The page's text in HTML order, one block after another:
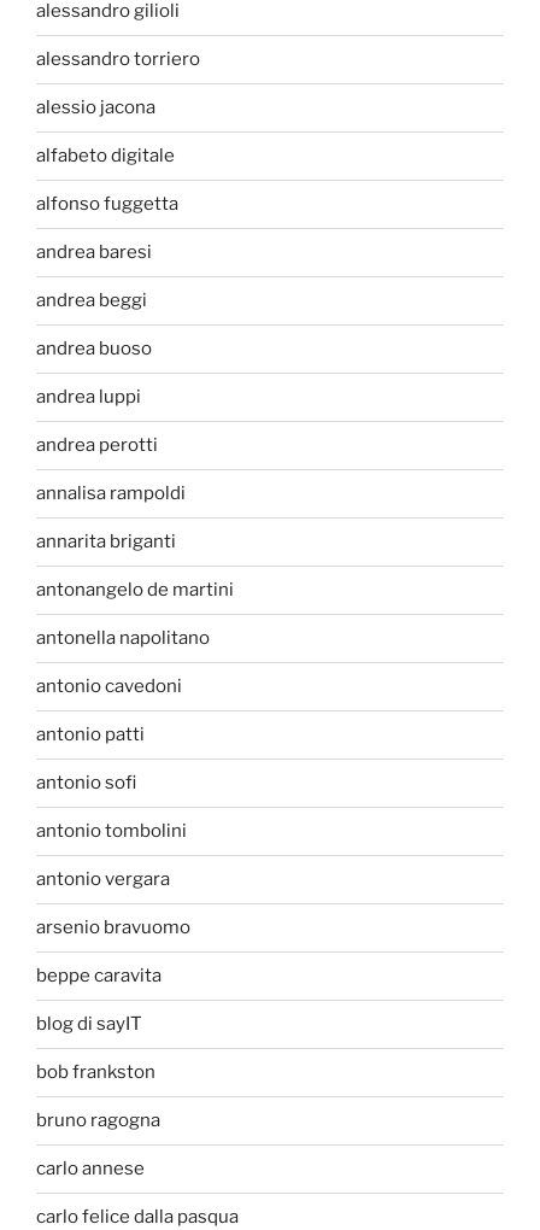
alessandro gilioli
alessandro torriero
alessio jacona
alfabeto digitale
alfonso fuggetta
andrea baresi
andrea beggi
andrea buoso
andrea luppi
andrea perotti
annalisa rampoldi
annarita briganti
antonangelo de martini
antonella napolitano
antonio cavedoni
antonio patti
antonio sofi
antonio tombolini
antonio vergara
arsenio bravuomo
beppe caravita
blog di sayIT
bob frankston
bruno ragogna
carlo annese
carlo felice dalla pasqua